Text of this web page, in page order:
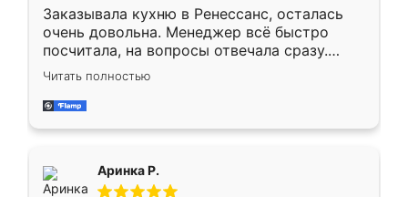
Заказывала кухню в Ренессанс, осталась
очень довольна. Менеджер всё быстро
посчитала, на вопросы отвечала сразу.
Замерщик приехал в субботу, подошёл к
делу со всей ответственностью. Собрали
за день, ребята работали аккуратно, даже
Читать полностью
Аринка Р.